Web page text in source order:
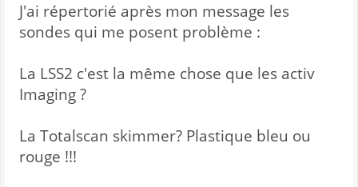
J'ai répertorié après mon message les
sondes qui me posent problème :
La LSS2 c'est la même chose que les activ
Imaging ?
La Totalscan skimmer? Plastique bleu ou
rouge !!!